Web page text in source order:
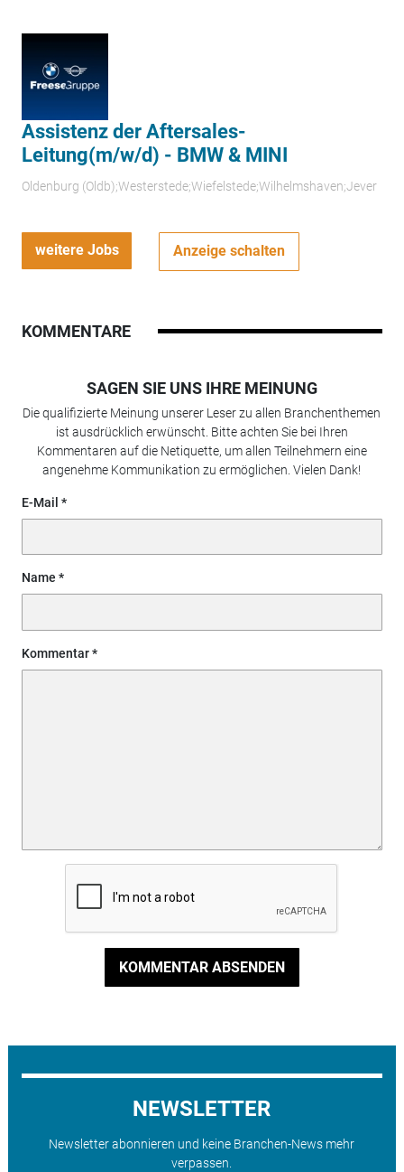
Assistenz der Aftersales-
Leitung(m/w/d) - BMW & MINI
Oldenburg (Oldb);Westerstede;Wiefelstede;Wilhelmshaven;Jever
weitere Jobs Anzeige schalten
KOMMENTARE
SAGEN SIE UNS IHRE MEINUNG
Die qualifizierte Meinung unserer Leser zu allen Branchenthemen
ist ausdrücklich erwünscht. Bitte achten Sie bei Ihren
Kommentaren auf die Netiquette, um allen Teilnehmern eine
angenehme Kommunikation zu ermöglichen. Vielen Dank!
E-Mail
Name
Kommentar
KOMMENTAR ABSENDEN
NEWSLETTER
Newsletter abonnieren und keine Branchen-News mehr
verpassen.